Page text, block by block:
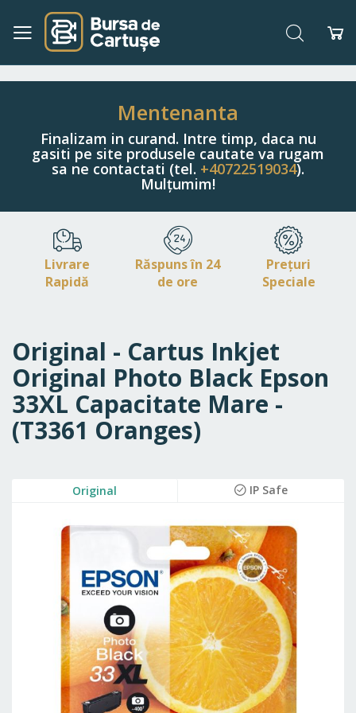
Navigați
Conținut
Căutare
Mentenanta
Finalizam in curand. Intre timp, daca nu
gasiti pe site produsele cautate va rugam
sa ne contactati (tel. +40722519034).
Mulțumim!
Livrare
Rapidă
Răspuns în 24
de ore
Prețuri
Speciale
Original - Cartus Inkjet
Original Photo Black Epson
33XL Capacitate Mare -
(T3361 Oranges)
Original IP Safe